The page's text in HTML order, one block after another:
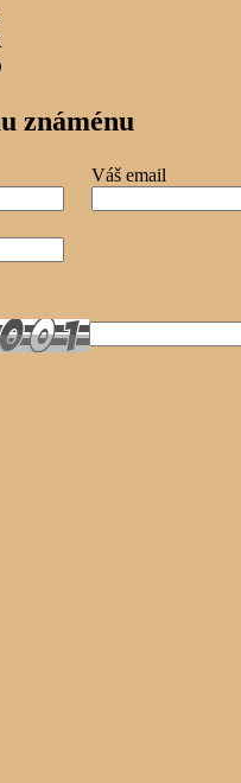
známénu
Váš email